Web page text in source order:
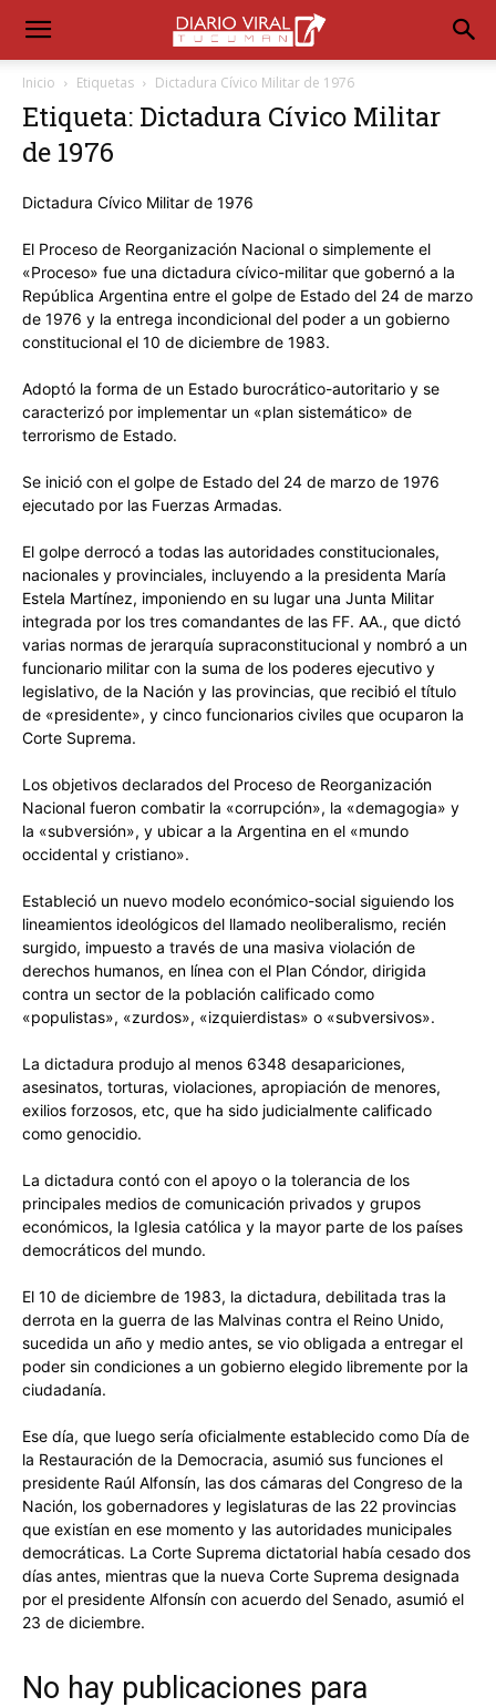
Inicio Etiquetas Dictadura Cívico Militar de 1976
Etiqueta: Dictadura Cívico Militar
de 1976
Dictadura Cívico Militar de 1976
El Proceso de Reorganización Nacional​ o simplemente el
«Proceso»​ fue una dictadura cívico-militar que gobernó a la
República Argentina entre el golpe de Estado del 24 de marzo
de 1976 y la entrega incondicional del poder a un gobierno
constitucional el 10 de diciembre de 1983.
Adoptó la forma de un Estado burocrático-autoritario y se
caracterizó por implementar un «plan sistemático» de
terrorismo de Estado.
Se inició con el golpe de Estado del 24 de marzo de 1976
ejecutado por las Fuerzas Armadas.
El golpe derrocó a todas las autoridades constitucionales,
nacionales y provinciales, incluyendo a la presidenta María
Estela Martínez, imponiendo en su lugar una Junta Militar
integrada por los tres comandantes de las FF. AA., que dictó
varias normas de jerarquía supraconstitucional y nombró a un
funcionario militar con la suma de los poderes ejecutivo y
legislativo, de la Nación y las provincias, que recibió el título
de «presidente», y cinco funcionarios civiles que ocuparon la
Corte Suprema.
Los objetivos declarados del Proceso de Reorganización
Nacional fueron combatir la «corrupción», la «demagogia» y
la «subversión», y ubicar a la Argentina en el «mundo
occidental y cristiano».​
Estableció un nuevo modelo económico-social siguiendo los
lineamientos ideológicos del llamado neoliberalismo, recién
surgido, impuesto a través de una masiva violación de
derechos humanos, en línea con el Plan Cóndor, dirigida
contra un sector de la población calificado como
«populistas», «zurdos», «izquierdistas» o «subversivos».
La dictadura produjo al menos 6348 desapariciones,
asesinatos, torturas, violaciones, apropiación de menores,
exilios forzosos, etc, que ha sido judicialmente calificado
como genocidio.
La dictadura contó con el apoyo o la tolerancia de los
principales medios de comunicación privados y grupos
económicos, la Iglesia católica y la mayor parte de los países
democráticos del mundo.
El 10 de diciembre de 1983, la dictadura, debilitada tras la
derrota en la guerra de las Malvinas contra el Reino Unido,
sucedida un año y medio antes, se vio obligada a entregar el
poder sin condiciones a un gobierno elegido libremente por la
ciudadanía.
Ese día, que luego sería oficialmente establecido como Día de
la Restauración de la Democracia, asumió sus funciones el
presidente Raúl Alfonsín, las dos cámaras del Congreso de la
Nación, los gobernadores y legislaturas de las 22 provincias
que existían en ese momento y las autoridades municipales
democráticas. La Corte Suprema dictatorial había cesado dos
días antes, mientras que la nueva Corte Suprema designada
por el presidente Alfonsín con acuerdo del Senado, asumió el
23 de diciembre.
No hay publicaciones para